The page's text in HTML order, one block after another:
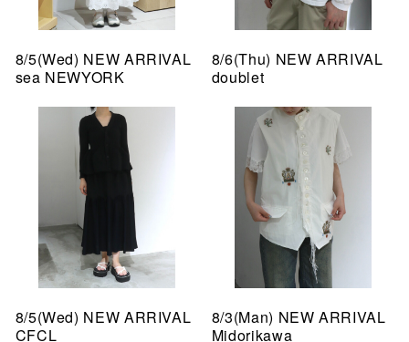
8/5(Wed) NEW ARRIVAL
sea NEWYORK
8/6(Thu) NEW ARRIVAL
doublet
8/5(Wed) NEW ARRIVAL
CFCL
8/3(Man) NEW ARRIVAL
Midorikawa